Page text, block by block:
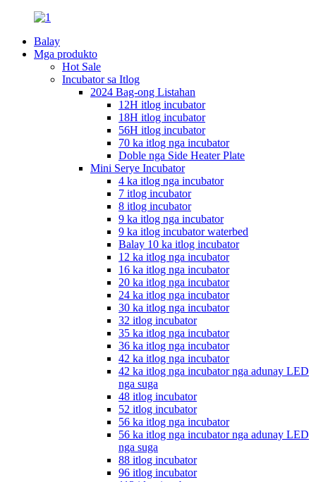
Balay
Mga produkto
Hot Sale
Incubator sa Itlog
2024 Bag-ong Listahan
12H itlog incubator
18H itlog incubator
56H itlog incubator
70 ka itlog nga incubator
Doble nga Side Heater Plate
Mini Serye Incubator
4 ka itlog nga incubator
7 itlog incubator
8 itlog incubator
9 ka itlog nga incubator
9 ka itlog incubator waterbed
Balay 10 ka itlog incubator
12 ka itlog nga incubator
16 ka itlog nga incubator
20 ka itlog nga incubator
24 ka itlog nga incubator
30 ka itlog nga incubator
32 itlog incubator
35 ka itlog nga incubator
36 ka itlog nga incubator
42 ka itlog nga incubator
42 ka itlog nga incubator nga adunay LED
nga suga
48 itlog incubator
52 itlog incubator
56 ka itlog nga incubator
56 ka itlog nga incubator nga adunay LED
nga suga
88 itlog incubator
96 itlog incubator